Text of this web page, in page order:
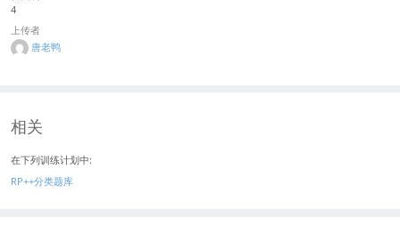
4
上传者
唐老鸭
相关
在下列训练计划中:
RP++分类题库